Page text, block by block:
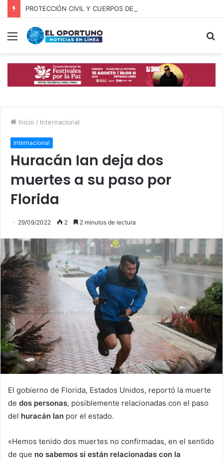
Menú
Inicio / Internacional
Internacional
Huracán Ian deja dos
muertes a su paso por
Florida
29/09/2022 2 2 minutos de lectura
El gobierno de Florida, Estados Unidos, reportó la muerte
de dos personas, posiblemente relacionadas con el paso
del huracán Ian por el estado.
«Hemos tenido dos muertes no confirmadas, en el sentido
de que no sabemos si están relacionadas con la